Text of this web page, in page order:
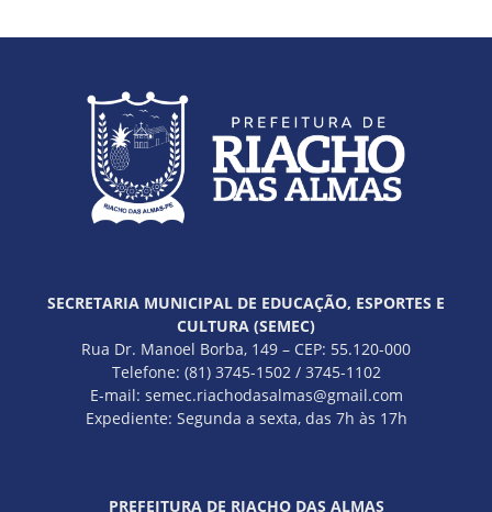
SECRETARIA MUNICIPAL DE EDUCAÇÃO, ESPORTES E
CULTURA (SEMEC)
Rua Dr. Manoel Borba, 149 – CEP: 55.120-000
Telefone: (81) 3745-1502 / 3745-1102
E-mail: semec.riachodasalmas@gmail.com
Expediente: Segunda a sexta, das 7h às 17h
PREFEITURA DE RIACHO DAS ALMAS